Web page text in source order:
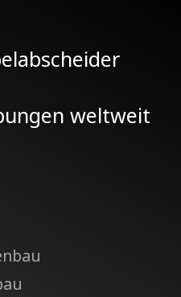
weltweit